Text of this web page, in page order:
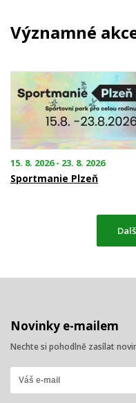
Významné
15. 8. 2026 - 23. 8. 2026
Sportmanie Plzeň
Novinky e-mailem
Nechte si pohodlně zasílat